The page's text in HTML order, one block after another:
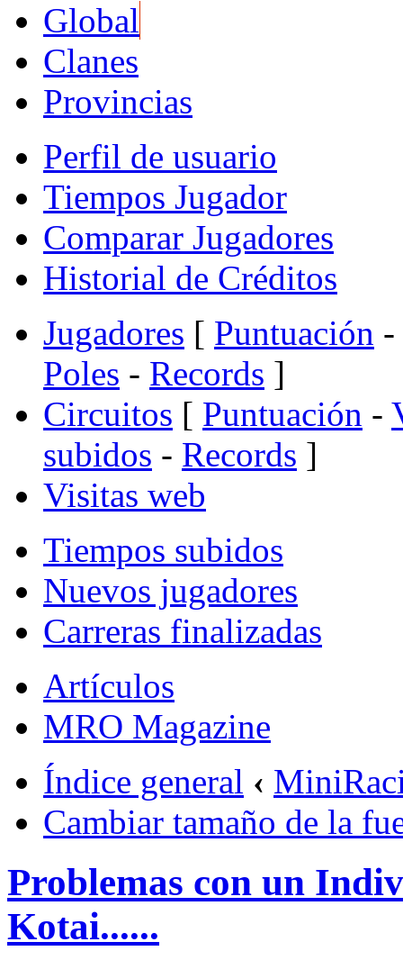
Global
Clanes
Provincias
Perfil de usuario
Tiempos Jugador
Comparar Jugadores
Historial de Créditos
Jugadores [ Puntuación -
Poles - Records ]
Circuitos [ Puntuación -
subidos - Records ]
Visitas web
Tiempos subidos
Nuevos jugadores
Carreras finalizadas
Artículos
MRO Magazine
Índice general ‹
Cambiar tamaño de la
Problemas con un
Kotai......